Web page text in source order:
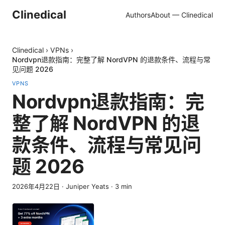
Clinedical AuthorsAbout — Clinedical
Clinedical › VPNs ›
Nordvpn退款指南：完整了解 NordVPN 的退款条件、流程与常
见问题 2026
VPNS
Nordvpn退款指南：完
整了解 NordVPN 的退
款条件、流程与常见问
题 2026
2026年4月22日 · Juniper Yeats · 3 min